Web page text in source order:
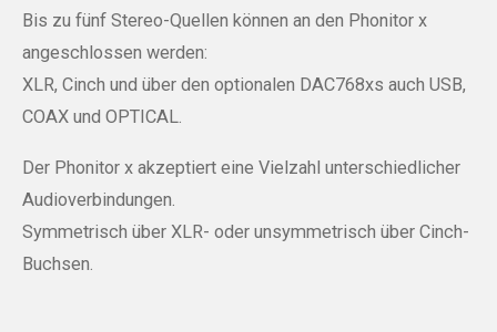
Bis zu fünf Stereo-Quellen können an den Phonitor x
angeschlossen werden:
XLR, Cinch und über den optionalen DAC768xs auch USB,
COAX und OPTICAL.
Der Phonitor x akzeptiert eine Vielzahl unterschiedlicher
Audioverbindungen.
Symmetrisch über XLR- oder unsymmetrisch über Cinch-
Buchsen.